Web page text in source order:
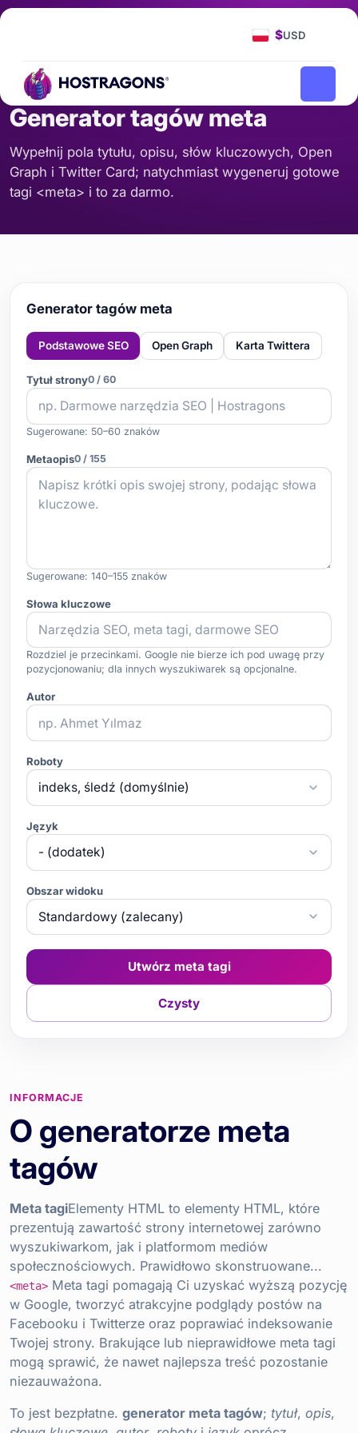
$USD
Generator tagów meta
Wypełnij pola tytułu, opisu, słów kluczowych, Open
Graph i Twitter Card; natychmiast wygeneruj gotowe
tagi <meta> i to za darmo.
Generator tagów meta
Podstawowe SEO Open Graph Karta Twittera
Tytuł strony0 / 60
Sugerowane: 50–60 znaków
Metaopis0 / 155
Sugerowane: 140–155 znaków
Słowa kluczowe
Rozdziel je przecinkami. Google nie bierze ich pod uwagę przy
pozycjonowaniu; dla innych wyszukiwarek są opcjonalne.
Autor
Roboty
Język
Obszar widoku
Utwórz meta tagi
Czysty
INFORMACJE
O generatorze meta
tagów
Meta tagiElementy HTML to elementy HTML, które
prezentują zawartość strony internetowej zarówno
wyszukiwarkom, jak i platformom mediów
społecznościowych. Prawidłowo skonstruowane...
<meta> Meta tagi pomagają Ci uzyskać wyższą pozycję
w Google, tworzyć atrakcyjne podglądy postów na
Facebooku i Twitterze oraz poprawiać indeksowanie
Twojej strony. Brakujące lub nieprawidłowe meta tagi
mogą sprawić, że nawet najlepsza treść pozostanie
niezauważona.
To jest bezpłatne. generator meta tagów; tytuł, opis,